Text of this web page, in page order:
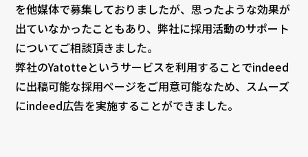
を他媒体で募集しておりましたが、思ったような効果が
出ていなかったこともあり、弊社に採用活動のサポート
についてご相談頂きました。
弊社のYatotteというサービスを利用することでindeed
に出稿可能な採用ページをご用意可能なため、スムーズ
にindeed広告を実施することができました。